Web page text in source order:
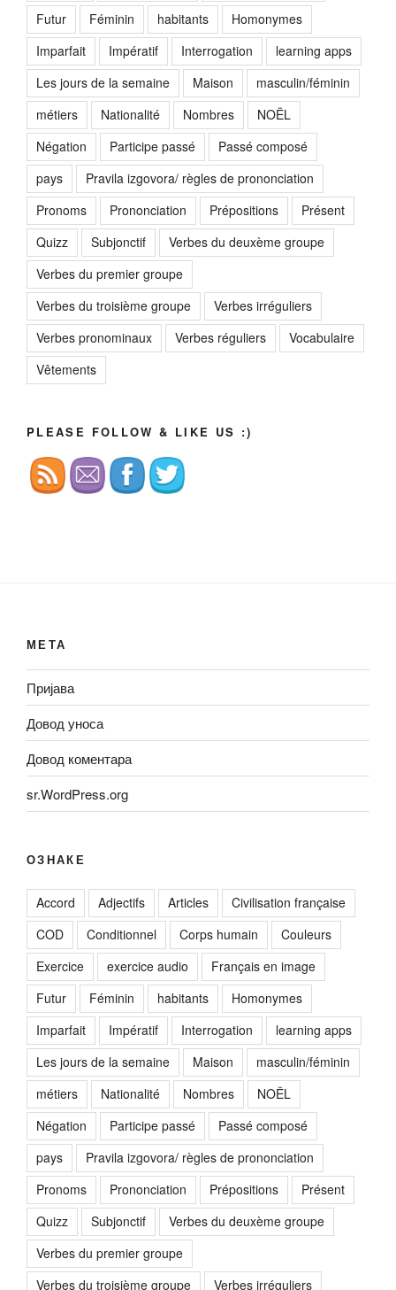
Futur
Féminin habitants
Homonymes
Imparfait
Impératif Interrogation
learning apps
Les jours de la semaine
Maison
masculin/féminin
métiers
Nationalité Nombres
NOËL
Négation
Participe passé
Passé composé
pays
Pravila izgovora/ règles de prononciation
Pronoms
Prononciation Prépositions
Présent
Quizz
Subjonctif
Verbes du deuxème groupe
Verbes du premier groupe
Verbes du troisième groupe
Verbes irréguliers
Verbes pronominaux
Verbes réguliers
Vocabulaire
Vêtements
PLEASE FOLLOW & LIKE US :)
МЕТА
Пријава
Довод уноса
Довод коментара
sr.WordPress.org
ОЗНАКЕ
Accord Adjectifs Articles
Civilisation française
COD
Conditionnel Corps humain
Couleurs
Exercice
exercice audio
Français en image
Futur
Féminin habitants
Homonymes
Imparfait
Impératif Interrogation
learning apps
Les jours de la semaine
Maison
masculin/féminin
métiers
Nationalité Nombres
NOËL
Négation
Participe passé
Passé composé
pays
Pravila izgovora/ règles de prononciation
Pronoms
Prononciation Prépositions
Présent
Quizz
Subjonctif
Verbes du deuxème groupe
Verbes du premier groupe
Verbes du troisième groupe
Verbes irréguliers